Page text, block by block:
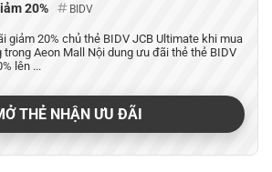
20% BIDV
giảm 20% chủ thẻ BIDV JCB Ultimate khi mua
Aeon Mall Nội dung ưu đãi thẻ thẻ BIDV
lên ...
THẺ NHẬN ƯU ĐÃI